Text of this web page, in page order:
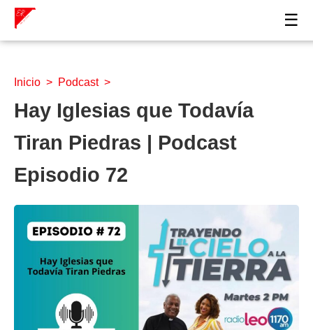
☰
Inicio > Podcast>
Hay Iglesias que Todavía
Tiran Piedras | Podcast
Episodio 72